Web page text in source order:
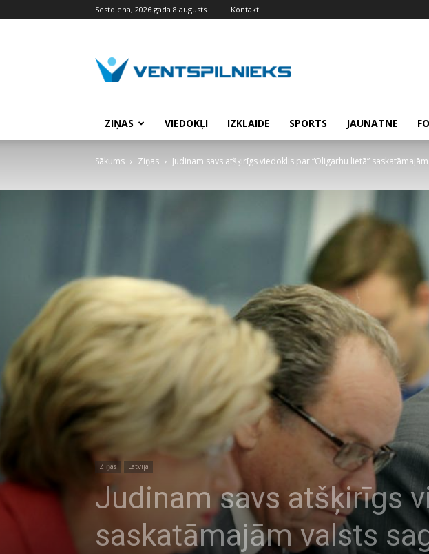
Sestdiena, 2026.gada 8.augusts Kontakti
ZIŅAS VIEDOKĻI IZKLAIDE SPORTS JAUNATNE
Sākums Ziņas Judinam savs atšķirīgs viedoklis par “Oligarhu lietā”
Ziņas Latvijā
Judinam savs atšķirīgs
saskatāmajām valsts